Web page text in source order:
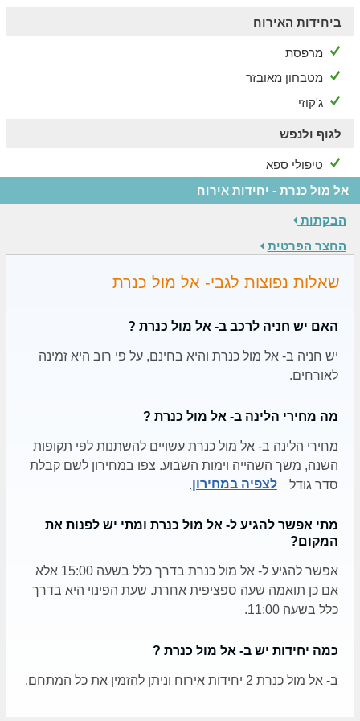
ביחידות האירוח
מרפסת
מטבחון מאובזר
ג'קוזי
לגוף ולנפש
טיפולי ספא
אל מול כנרת - יחידות אירוח
הבקתות
החצר הפרטית
שאלות נפוצות לגבי- אל מול כנרת
האם יש חניה לרכב ב- אל מול כנרת ?
יש חניה ב- אל מול כנרת והיא בחינם, על פי רוב היא זמינה
לאורחים.
מה מחירי הלינה ב- אל מול כנרת ?
מחירי הלינה ב- אל מול כנרת עשויים להשתנות לפי תקופות
השנה, משך השהייה וימות השבוע. צפו במחירון לשם קבלת
סדר גודל
לצפיה במחירון.
מתי אפשר להגיע ל- אל מול כנרת ומתי יש לפנות את
המקום?
אפשר להגיע ל- אל מול כנרת בדרך כלל בשעה 15:00 אלא
אם כן תואמה שעה ספציפית אחרת. שעת הפינוי היא בדרך
כלל בשעה 11:00.
כמה יחידות יש ב- אל מול כנרת ?
ב- אל מול כנרת 2 יחידות אירוח וניתן להזמין את כל המתחם.